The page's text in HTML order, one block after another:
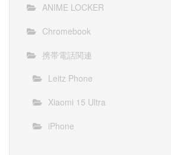
ANIME LOCKER
Chromebook
携帯電話関連
Leitz Phone
Xiaomi 15 Ultra
iPhone